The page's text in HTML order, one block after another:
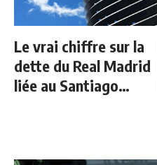
Le vrai chiffre sur la
dette du Real Madrid
liée au Santiago